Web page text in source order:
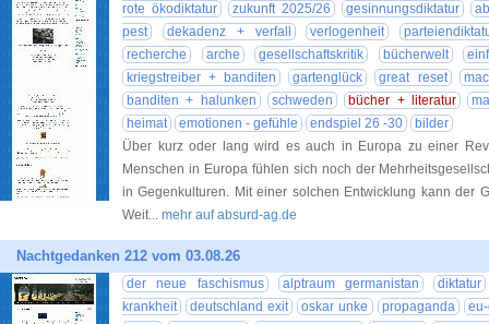
rote ökodiktatur
zukunft 2025/26 gesinnungsdiktatur
pest
dekadenz + verfall verlogenheit
recherche
arche gesellschaftskritik bücherwelt
kriegstreiber + banditen
gartenglück great reset
banditen + halunken
schweden bücher + literatur
heimat
emotionen - gefühle endspiel 26 -30
bilder
Über kurz oder lang wird es auch in Europa zu einer
Menschen in Europa fühlen sich noch der
in Gegenkulturen. Mit einer solchen Entwicklung kann der
Weit... mehr auf absurd-ag.de
Nachtgedanken 212 vom 03.08.26
der neue faschismus alptraum germanistan
diktatur
krankheit
deutschland exit oskar unke propaganda